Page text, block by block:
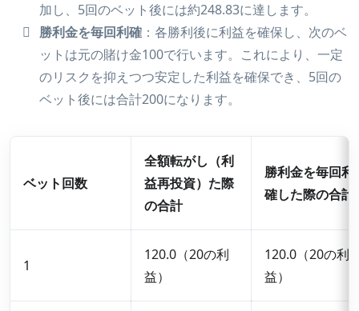
加し、5回のベット後には約248.83に達します。
勝利金を毎回利確：各勝利後に利益を確保し、次のベ
ットは元の賭け金100で行います。これにより、一定
のリスクを抑えつつ安定した利益を確保でき、5回の
ベット後には合計200になります。
ベット回数
全額転がし（利
益再投資）た際
の合計
勝利金を毎回利
確した際の合計
1
120.0（20の利
益）
120.0（20の利
益）